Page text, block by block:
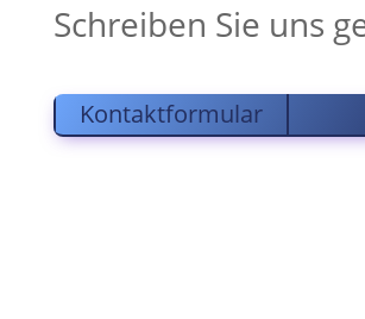
Schreiben Sie uns
Kontaktformular